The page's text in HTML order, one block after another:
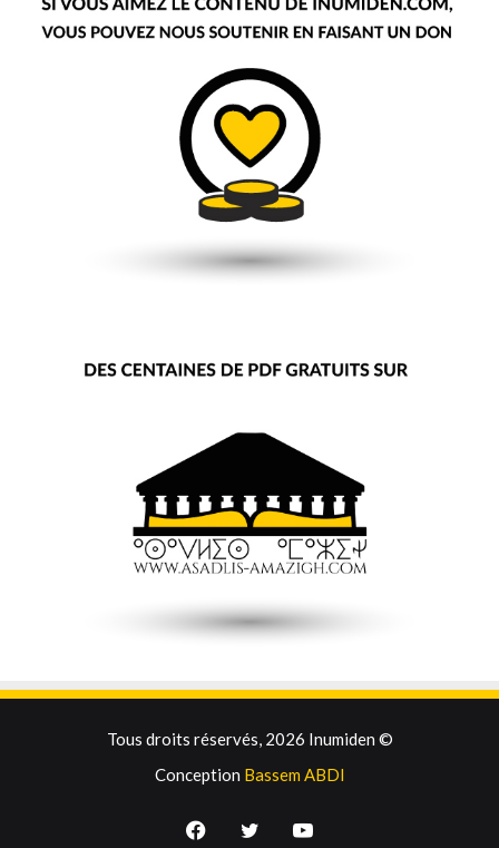
Tous droits réservés, 2026 Inumiden ©
Conception Bassem ABDI
FacebookTwitterYouTube